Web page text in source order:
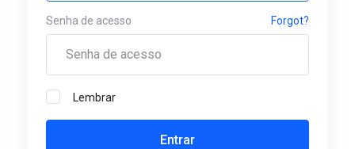
Senha de acesso Forgot?
Lembrar